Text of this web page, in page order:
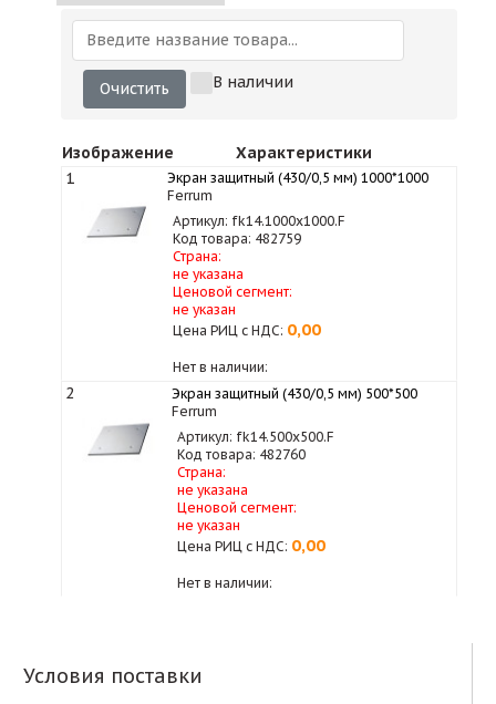
Условия поставки
Очистить В наличии
Изображение
Характеристики
1
Экран защитный (430/0,5 мм) 1000*1000
Ferrum
Артикул: fk14.1000х1000.F
Код товара: 482759
Страна:
не указана
Ценовой сегмент:
не указан
Цена РИЦ с НДС: 0,00
Нет в наличии:
2
Экран защитный (430/0,5 мм) 500*500
Ferrum
Артикул: fk14.500х500.F
Код товара: 482760
Страна:
не указана
Ценовой сегмент:
не указан
Цена РИЦ с НДС: 0,00
Нет в наличии: